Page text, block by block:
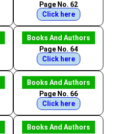
Page No. 62
Click here
Books And Authors
Page No. 64
Click here
Books And Authors
Page No. 66
Click here
Books And Authors